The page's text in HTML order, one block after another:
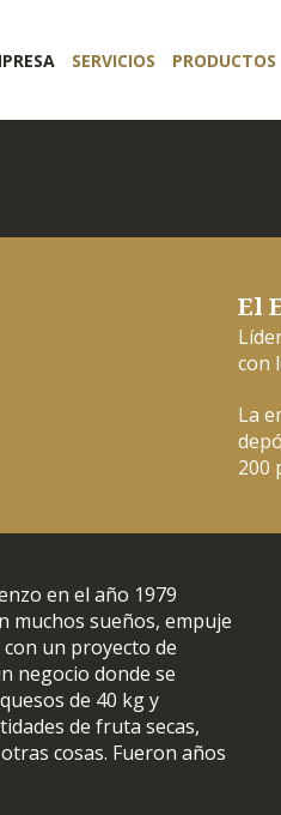
SERVICIOS PRODUCTOS
El
con
La
200
en el año 1979
muchos sueños, empuje
un proyecto de
negocio donde se
de 40 kg y
de fruta secas,
cosas. Fueron años